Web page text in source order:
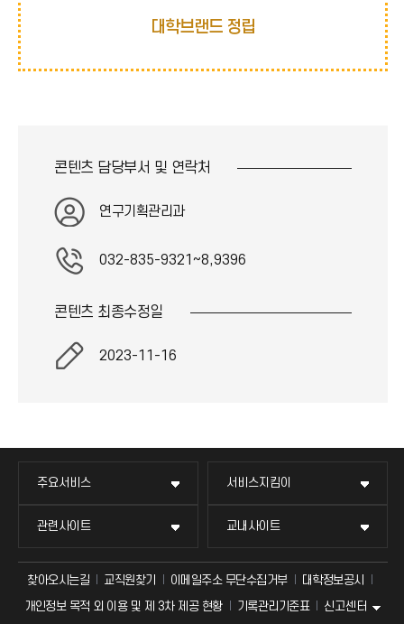
대학브랜드 정립
콘텐츠 담당부서 및 연락처
연구기획관리과
032-835-9321~8,9396
콘텐츠 최종수정일
2023-11-16
주요서비스 서비스지킴이
관련사이트 교내사이트
찾아오시는길 교직원찾기 이메일주소 무단수집거부
대학정보공시
개인정보 목적 외 이용 및 제 3차 제공 현황
기록관리기준표 신고센터